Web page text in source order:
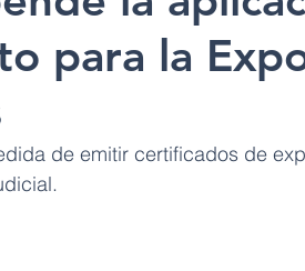
para la
de emitir certificados de